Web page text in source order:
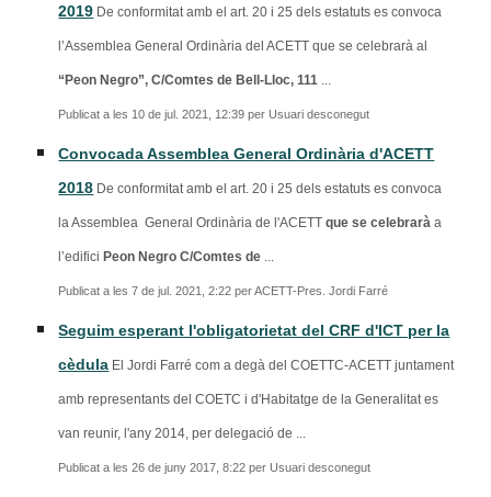
2019 De conformitat amb el art. 20 i 25 dels estatuts es convoca
l’Assemblea General Ordinària del ACETT que se celebrarà al
“Peon Negro”, C/Comtes de Bell-Lloc, 111 ...
Publicat a les 10 de jul. 2021, 12:39 per Usuari desconegut
Convocada Assemblea General Ordinària d'ACETT
2018 De conformitat amb el art. 20 i 25 dels estatuts es convoca
la Assemblea General Ordinària de l'ACETTque se celebrarà a
l’edifici Peon Negro C/Comtes de ...
Publicat a les 7 de jul. 2021, 2:22 per ACETT-Pres. Jordi Farré
Seguim esperant l'obligatorietat del CRF d'ICT per la
cèdula El Jordi Farré com a degà del COETTC-ACETT juntament
amb representants del COETC i d'Habitatge de la Generalitat es
van reunir, l'any 2014, per delegació de ...
Publicat a les 26 de juny 2017, 8:22 per Usuari desconegut